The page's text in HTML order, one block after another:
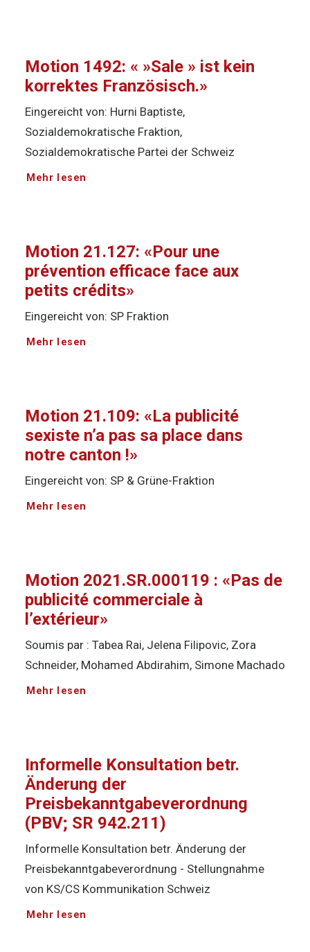
Motion 1492: « »Sale » ist kein
korrektes Französisch.»
Eingereicht von: Hurni Baptiste,
Sozialdemokratische Fraktion,
Sozialdemokratische Partei der Schweiz
Mehr lesen
Motion 21.127: «Pour une
prévention efficace face aux
petits crédits»
Eingereicht von: SP Fraktion
Mehr lesen
Motion 21.109: «La publicité
sexiste n’a pas sa place dans
notre canton !»
Eingereicht von: SP & Grüne-Fraktion
Mehr lesen
Motion 2021.SR.000119 : «Pas de
publicité commerciale à
l’extérieur»
Soumis par : Tabea Rai, Jelena Filipovic, Zora
Schneider, Mohamed Abdirahim, Simone Machado
Mehr lesen
Informelle Konsultation betr.
Änderung der
Preisbekanntgabeverordnung
(PBV; SR 942.211)
Informelle Konsultation betr. Änderung der
Preisbekanntgabeverordnung - Stellungnahme
von KS/CS Kommunikation Schweiz
Mehr lesen